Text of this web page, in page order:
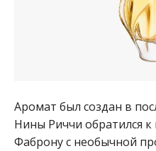
Аромат был создан в
Нины Риччи обратился
Фаброну с необычной